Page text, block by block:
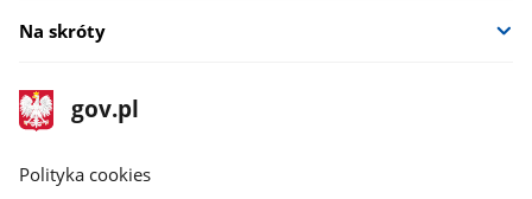
Na skróty
stopka
gov.pl
Strona
gov.pl
gov.pl
Polityka cookies